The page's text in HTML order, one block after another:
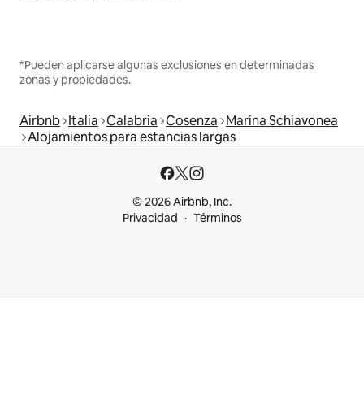
*Pueden aplicarse algunas exclusiones en determinadas
zonas y propiedades.
Airbnb Italia Calabria Cosenza Marina Schiavonea
Alojamientos para estancias largas
© 2026 Airbnb, Inc.
Privacidad
Términos